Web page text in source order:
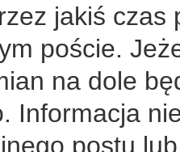
jakiś
poście.
na dole
Informacja
postu